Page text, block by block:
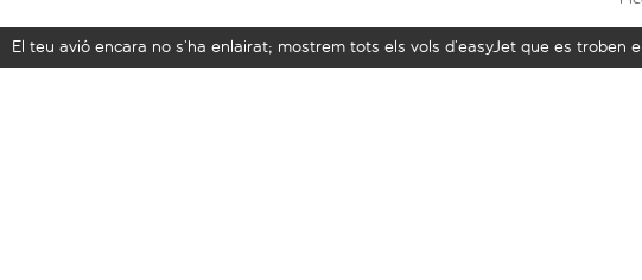
El teu avió encara no s’ha enlairat; mostrem tots els vols d’easyJet que es troben